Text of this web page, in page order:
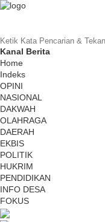
Kanal Berita
Home
Indeks
OPINI
NASIONAL
DAKWAH
OLAHRAGA
DAERAH
EKBIS
POLITIK
HUKRIM
PENDIDIKAN
INFO DESA
FOKUS